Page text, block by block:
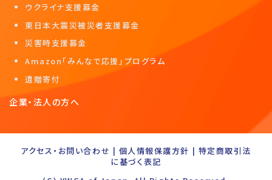
ウクライナ支援募金
東日本大震災被災者支援募金
災害時支援募金
Amazon「みんなで応援」プログラム
遺贈寄付
企業・法人の方へ
アクセス・お問い合わせ | 個人情報保護方針 | 特定商取引法
に基づく表記